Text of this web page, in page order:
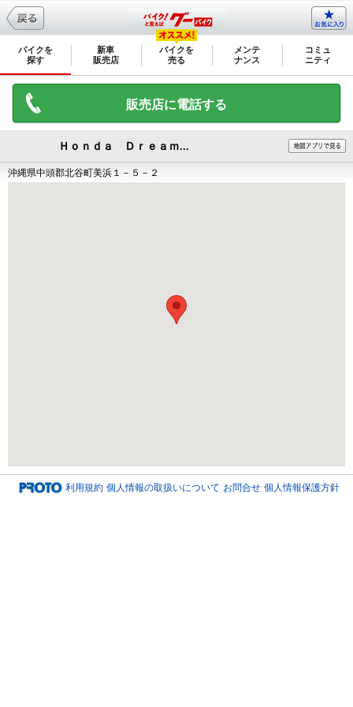
バイクを
探す
新車
販売店
バイクを
売る
メンテ
ナンス
コミュ
ニティ
販売店に電話する
Ｈｏｎｄａ Ｄｒｅａｍ...
沖縄県中頭郡北谷町美浜１－５－２
利用規約 個人情報の取扱いについて お問合せ 個人情報保護方針